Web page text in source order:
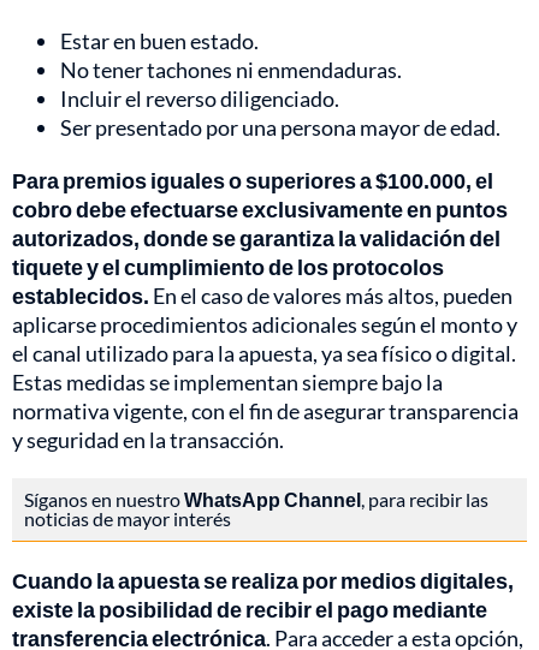
Estar en buen estado.
No tener tachones ni enmendaduras.
Incluir el reverso diligenciado.
Ser presentado por una persona mayor de edad.
Para premios iguales o superiores a $100.000, el
cobro debe efectuarse exclusivamente en puntos
autorizados, donde se garantiza la validación del
tiquete y el cumplimiento de los protocolos
establecidos. En el caso de valores más altos, pueden
aplicarse procedimientos adicionales según el monto y
el canal utilizado para la apuesta, ya sea físico o digital.
Estas medidas se implementan siempre bajo la
normativa vigente, con el fin de asegurar transparencia
y seguridad en la transacción.
Síganos en nuestroWhatsApp Channel, para recibir las
noticias de mayor interés
Cuando la apuesta se realiza por medios digitales,
existe la posibilidad de recibir el pago mediante
transferencia electrónica. Para acceder a esta opción,